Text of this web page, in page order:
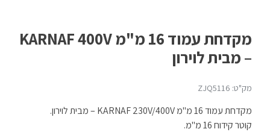
מקדחת עמוד 16 מ"מ KARNAF 400V
– מבית לוירון
מק"ט: ZJQ5116
מקדחת עמוד 16 מ"מ KARNAF 230V/400V – מבית לוירון.
קוטר קידוח 16 מ"מ.